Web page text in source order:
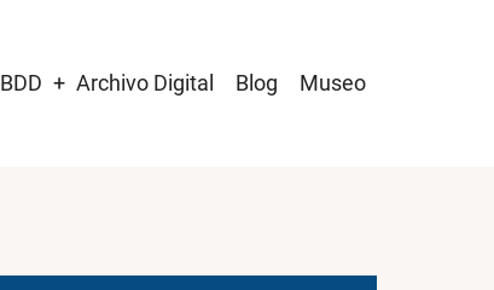
BDD Archivo Digital Blog Museo